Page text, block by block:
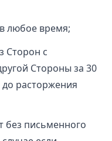
любое время;
Сторон с
Стороны за 30
расторжения
без письменного